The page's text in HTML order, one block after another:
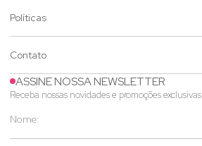
Políticas
Contato
ASSINE NOSSA NEWSLETTER
Receba nossas novidades e promoções exclusivas